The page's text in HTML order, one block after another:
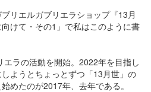
リエルガブリエラショップ『13月
けて・その1」で私はこのように書
エラの活動を開始。2022年を目指し
ようとちょっとずつ「13月世」の
めたのが2017年、去年である。